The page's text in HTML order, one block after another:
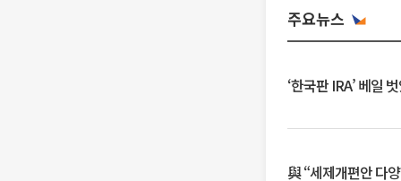
주요뉴스
‘한국판 IRA’ 베일
與 “세제개편안 다